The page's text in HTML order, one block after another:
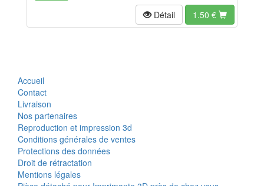
Détail 1.50 €
Accueil
Contact
Livraison
Nos partenaires
Reproduction et impression 3d
Conditions générales de ventes
Protections des données
Droit de rétractation
Mentions légales